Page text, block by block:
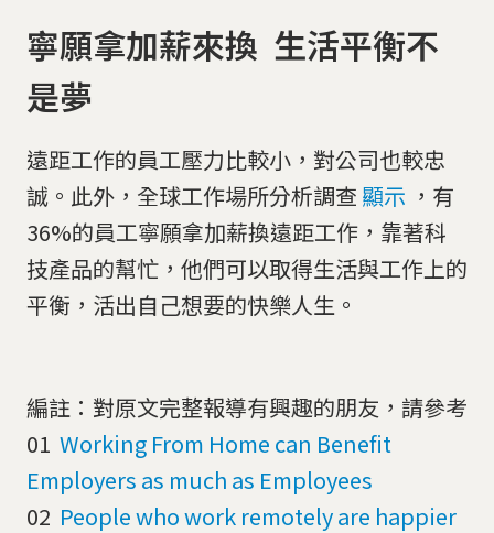
寧願拿加薪來換 生活平衡不
是夢
遠距工作的員工壓力比較小，對公司也較忠
誠。此外，全球工作場所分析調查 顯示 ，有
36%的員工寧願拿加薪換遠距工作，靠著科
技產品的幫忙，他們可以取得生活與工作上的
平衡，活出自己想要的快樂人生。
編註：對原文完整報導有興趣的朋友，請參考
01 Working From Home can Benefit
Employers as much as Employees
02 People who work remotely are happier